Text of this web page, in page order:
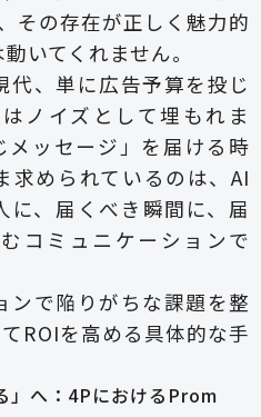
その存在が正しく魅力的
いてくれません。
代、単に広告予算を投じ
ノイズとして埋もれま
メッセージ」を届ける時
求められているのは、AI
に、届くべき瞬間に、届
コミュニケーションで
ンで陥りがちな課題を整
ROIを高める具体的な手
」へ：4PにおけるProm